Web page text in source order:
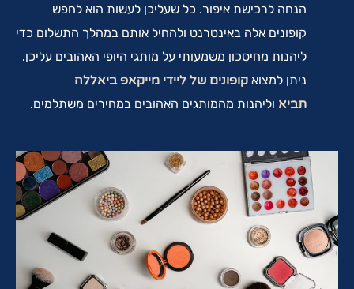
הנחה לרכישת איפור. כל שעליכן לעשות הוא לחפש
קופונים אלה באינטרנט ולהחיל אותם במהלך התשלום כדי
ליהנות מחיסכון משמעותי על מותגי היופי האהובים עליכן.
ניתן למצוא קופונים של ליידי מייקאפ ביאללה
תביא וליהנות מהמותגים האהובים במחירים משתלמים.